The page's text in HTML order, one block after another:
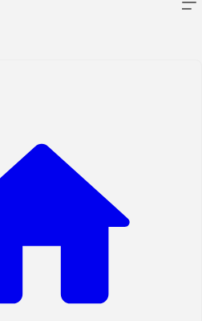
Theo dõi ticket